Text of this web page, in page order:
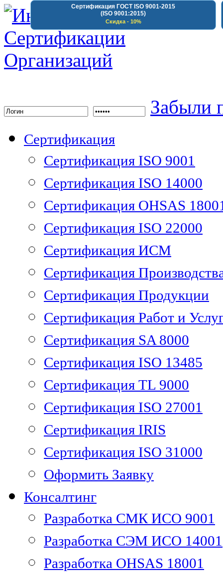
Сертификация ГОСТ ISO 9001-2015
(ISO 9001:2015)
Скидка - 10%
Забыли
Сертификация
Сертификация ISO 9001
Сертификация ISO 14000
Сертификация OHSAS
Сертификация ISO 22000
Сертификация ИСМ
Сертификация
Сертификация Продукции
Сертификация Работ и
Сертификация SA 8000
Сертификация ISO 13485
Сертификация TL 9000
Сертификация ISO 27001
Сертификация IRIS
Сертификация ISO 31000
Оформить Заявку
Консалтинг
Разработка СМК ИСО 9001
Разработка СЭМ ИСО 14001
Разработка OHSAS 18001